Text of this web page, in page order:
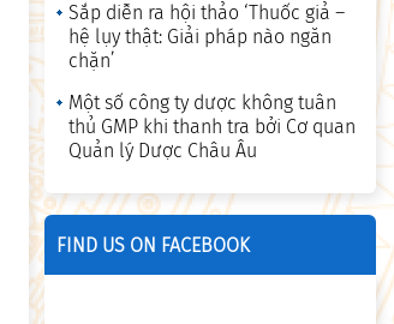
Sắp diễn ra hội thảo ‘Thuốc giả –
hệ lụy thật: Giải pháp nào ngăn
chặn’
Một số công ty dược không tuân
thủ GMP khi thanh tra bởi Cơ quan
Quản lý Dược Châu Âu
FIND US ON FACEBOOK